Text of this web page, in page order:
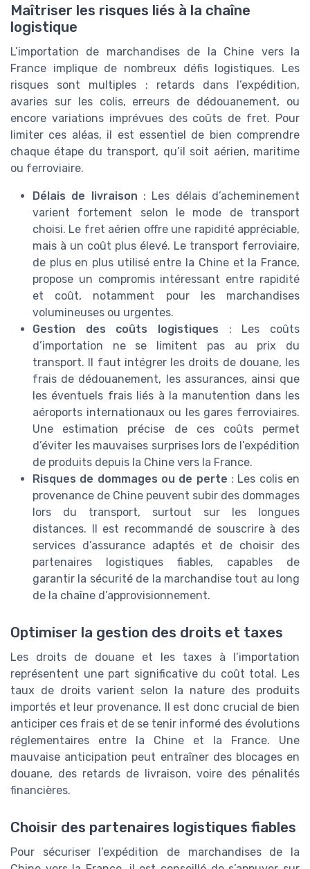
Maîtriser les risques liés à la chaîne
logistique
L’importation de marchandises de la Chine vers la
France implique de nombreux défis logistiques. Les
risques sont multiples : retards dans l’expédition,
avaries sur les colis, erreurs de dédouanement, ou
encore variations imprévues des coûts de fret. Pour
limiter ces aléas, il est essentiel de bien comprendre
chaque étape du transport, qu’il soit aérien, maritime
ou ferroviaire.
Délais de livraison : Les délais d’acheminement
varient fortement selon le mode de transport
choisi. Le fret aérien offre une rapidité appréciable,
mais à un coût plus élevé. Le transport ferroviaire,
de plus en plus utilisé entre la Chine et la France,
propose un compromis intéressant entre rapidité
et coût, notamment pour les marchandises
volumineuses ou urgentes.
Gestion des coûts logistiques : Les coûts
d’importation ne se limitent pas au prix du
transport. Il faut intégrer les droits de douane, les
frais de dédouanement, les assurances, ainsi que
les éventuels frais liés à la manutention dans les
aéroports internationaux ou les gares ferroviaires.
Une estimation précise de ces coûts permet
d’éviter les mauvaises surprises lors de l’expédition
de produits depuis la Chine vers la France.
Risques de dommages ou de perte : Les colis en
provenance de Chine peuvent subir des dommages
lors du transport, surtout sur les longues
distances. Il est recommandé de souscrire à des
services d’assurance adaptés et de choisir des
partenaires logistiques fiables, capables de
garantir la sécurité de la marchandise tout au long
de la chaîne d’approvisionnement.
Optimiser la gestion des droits et taxes
Les droits de douane et les taxes à l’importation
représentent une part significative du coût total. Les
taux de droits varient selon la nature des produits
importés et leur provenance. Il est donc crucial de bien
anticiper ces frais et de se tenir informé des évolutions
réglementaires entre la Chine et la France. Une
mauvaise anticipation peut entraîner des blocages en
douane, des retards de livraison, voire des pénalités
financières.
Choisir des partenaires logistiques fiables
Pour sécuriser l’expédition de marchandises de la